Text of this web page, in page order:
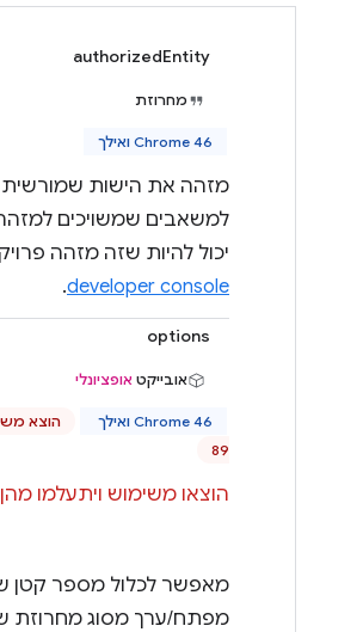
authorizedEntity
מחרוזת
Chrome 46 ואילך
מזהה את הישות
למשאבים שמשויכים
יכול להיות שזה מזהה
developer console
.
options
אובייקט אופציונלי
Chrome 46 ואילך
89
הוצאו משימוש ויתעלמו
מאפשר לכלול מספר קטן
מפתח/ערך מסוג מחרוזת